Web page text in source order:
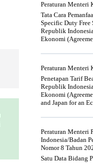
Peraturan Menteri
Tata Cara
Specific Duty Free
Republik
Ekonomi
Peraturan Menteri
Penetapan Tarif
Republik
Ekonomi
and Japan for an
Peraturan Menteri
Indonesia/Badan
Nomor 8 Tahun
Satu Data Bidang